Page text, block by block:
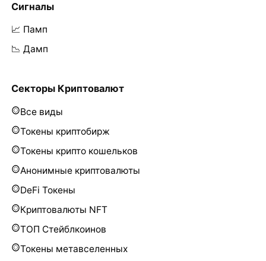
Сигналы
📈 Памп
📉 Дамп
Секторы Криптовалют
Все виды
Токены криптобирж
Токены крипто кошельков
Анонимные криптовалюты
DeFi Токены
Криптовалюты NFT
ТОП Стейблкоинов
Токены метавселенных